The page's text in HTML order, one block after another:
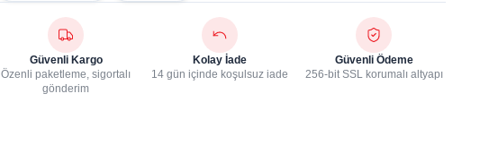
Güvenli Kargo
Özenli paketleme, sigortalı
gönderim
Kolay İade
14 gün içinde koşulsuz iade
Güvenli Ödeme
256-bit SSL korumalı altyapı